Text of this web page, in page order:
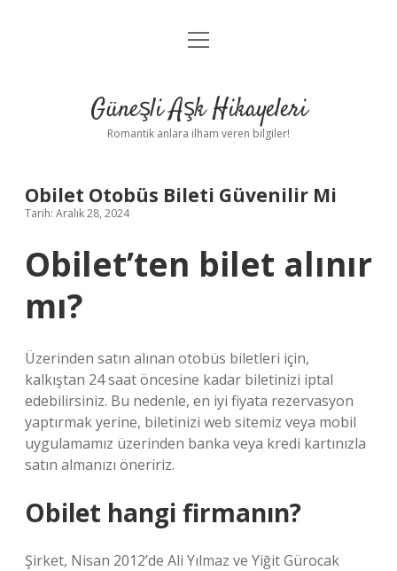
Anasayfa
Yasal Uyarı
menüyü
Güneşli Aşk Hikayeleri
Romantik anlara ilham veren bilgiler!
Obilet Otobüs Bileti Güvenilir Mi
Tarih: Aralık 28, 2024
Obilet’ten bilet alınır
mı?
Üzerinden satın alınan otobüs biletleri için,
kalkıştan 24 saat öncesine kadar biletinizi iptal
edebilirsiniz. Bu nedenle, en iyi fiyata rezervasyon
yaptırmak yerine, biletinizi web sitemiz veya mobil
uygulamamız üzerinden banka veya kredi kartınızla
satın almanızı öneririz.
Obilet hangi firmanın?
Şirket, Nisan 2012’de Ali Yılmaz ve Yiğit Gürocak